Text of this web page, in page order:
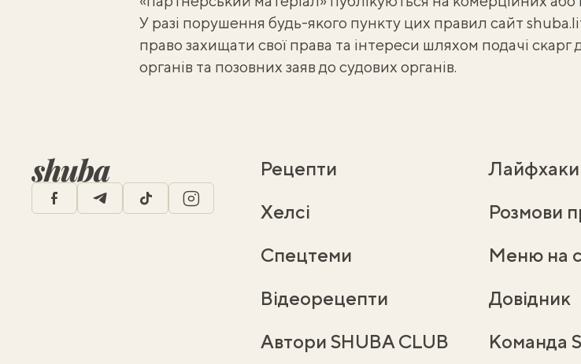
У разі порушення будь-якого пункту цих правил сайт
право захищати свої права та інтереси шляхом подачі
органів та позовних заяв до судових органів.
facebooktelegramtiktok instagram
Рецепти
Лайфхаки
Хелсі
Розмови
Спецтеми
Меню на
Відеорецепти
Довідник
Автори SHUBA CLUB
Команда